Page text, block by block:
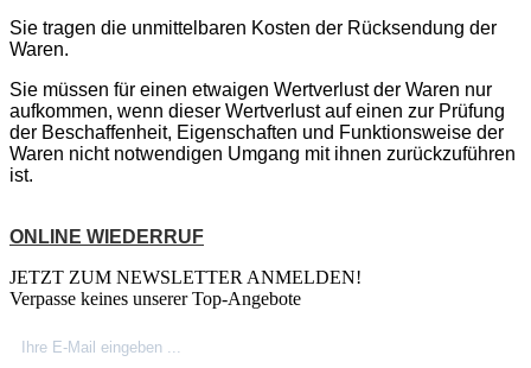
Sie tragen die unmittelbaren Kosten der Rücksendung der
Waren.
Sie müssen für einen etwaigen Wertverlust der Waren nur
aufkommen, wenn dieser Wertverlust auf einen zur Prüfung
der Beschaffenheit, Eigenschaften und Funktionsweise der
Waren nicht notwendigen Umgang mit ihnen zurückzuführen
ist.
ONLINE WIEDERRUF
JETZT ZUM NEWSLETTER ANMELDEN!
Verpasse keines unserer Top-Angebote